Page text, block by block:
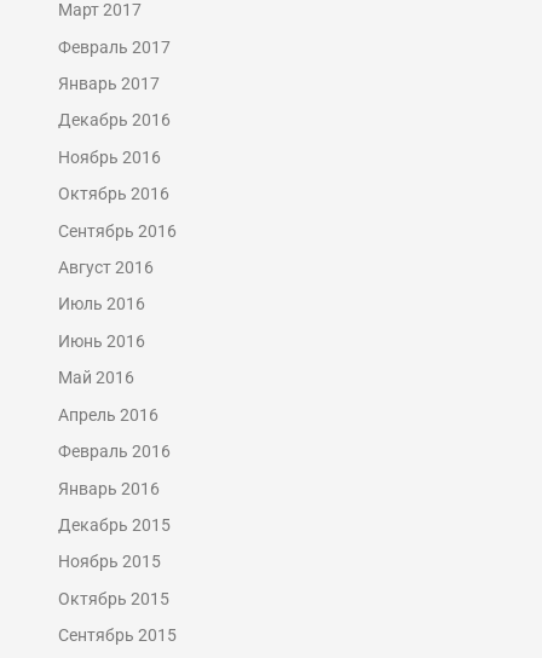
Март 2017
Февраль 2017
Январь 2017
Декабрь 2016
Ноябрь 2016
Октябрь 2016
Сентябрь 2016
Август 2016
Июль 2016
Июнь 2016
Май 2016
Апрель 2016
Февраль 2016
Январь 2016
Декабрь 2015
Ноябрь 2015
Октябрь 2015
Сентябрь 2015